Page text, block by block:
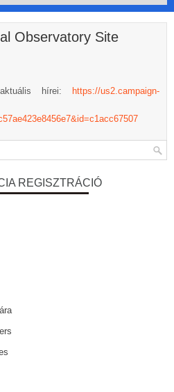
Observatory Site
hírei:
https://us2.campaign-
REGISZTRÁCIÓ